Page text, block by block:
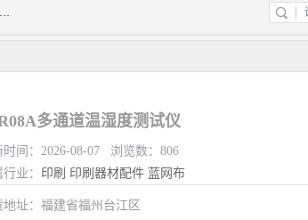
厦门欣锐仪器仪表有限公司成立于2006年，位于厦门市湖里区。公司主营五金产品、电气设备、计算机及辅助设备、通讯设备的批发与零售，同时涉及乐器、照相器材等文化用品的销售。此外，公司还提供通用设备、电气设备、仪器仪表的修理服务，以及信息系统集成、信息技术咨询、数据处理和存储等技术支持。公司致力于为客户提供全面的产品和服务，满足多样化的市场需求。
多通道温湿度测试仪
时间：2026-08-07 浏览数：806
业： 印刷 印刷器材配件 蓝网布
地址：福建省福州台江区